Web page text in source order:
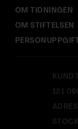
OM TIDNINGEN
OM STIFTELSEN
121